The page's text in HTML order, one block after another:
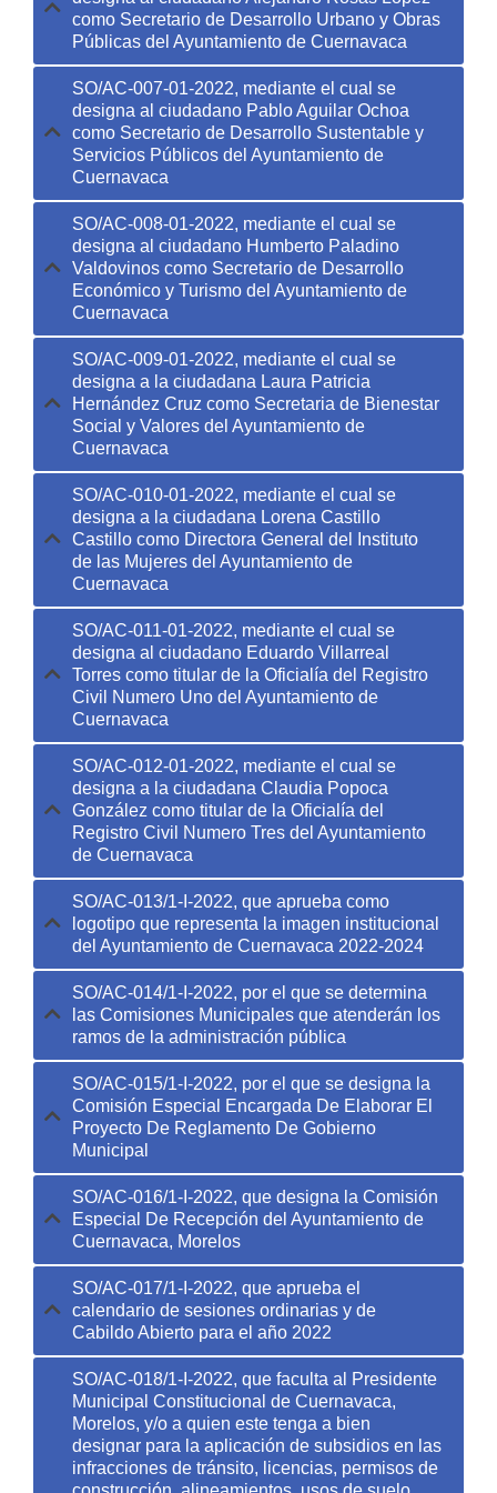
como Secretario de Desarrollo Urbano y Obras
Públicas del Ayuntamiento de Cuernavaca
SO/AC-007-01-2022, mediante el cual se
designa al ciudadano Pablo Aguilar Ochoa
como Secretario de Desarrollo Sustentable y
Servicios Públicos del Ayuntamiento de
Cuernavaca
SO/AC-008-01-2022, mediante el cual se
designa al ciudadano Humberto Paladino
Valdovinos como Secretario de Desarrollo
Económico y Turismo del Ayuntamiento de
Cuernavaca
SO/AC-009-01-2022, mediante el cual se
designa a la ciudadana Laura Patricia
Hernández Cruz como Secretaria de Bienestar
Social y Valores del Ayuntamiento de
Cuernavaca
SO/AC-010-01-2022, mediante el cual se
designa a la ciudadana Lorena Castillo
Castillo como Directora General del Instituto
de las Mujeres del Ayuntamiento de
Cuernavaca
SO/AC-011-01-2022, mediante el cual se
designa al ciudadano Eduardo Villarreal
Torres como titular de la Oficialía del Registro
Civil Numero Uno del Ayuntamiento de
Cuernavaca
SO/AC-012-01-2022, mediante el cual se
designa a la ciudadana Claudia Popoca
González como titular de la Oficialía del
Registro Civil Numero Tres del Ayuntamiento
de Cuernavaca
SO/AC-013/1-I-2022, que aprueba como
logotipo que representa la imagen institucional
del Ayuntamiento de Cuernavaca 2022-2024
SO/AC-014/1-I-2022, por el que se determina
las Comisiones Municipales que atenderán los
ramos de la administración pública
SO/AC-015/1-I-2022, por el que se designa la
Comisión Especial Encargada De Elaborar El
Proyecto De Reglamento De Gobierno
Municipal
SO/AC-016/1-I-2022, que designa la Comisión
Especial De Recepción del Ayuntamiento de
Cuernavaca, Morelos
SO/AC-017/1-I-2022, que aprueba el
calendario de sesiones ordinarias y de
Cabildo Abierto para el año 2022
SO/AC-018/1-I-2022, que faculta al Presidente
Municipal Constitucional de Cuernavaca,
Morelos, y/o a quien este tenga a bien
designar para la aplicación de subsidios en las
infracciones de tránsito, licencias, permisos de